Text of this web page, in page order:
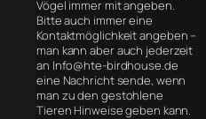
Vögel immer mit angeben.
Bitte auch immer eine
Kontaktmöglichkeit angeben –
man kann aber auch jederzeit
an Info@hte-birdhouse.de
eine Nachricht sende, wenn
man zu den gestohlene
Tieren Hinweise geben kann.